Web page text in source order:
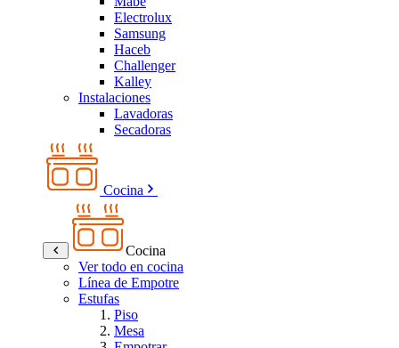
Electrolux
Samsung
Haceb
Challenger
Kalley
Instalaciones
Lavadoras
Secadoras
Cocina
Cocina
Ver todo en cocina
Línea de Empotre
Estufas
Piso
Mesa